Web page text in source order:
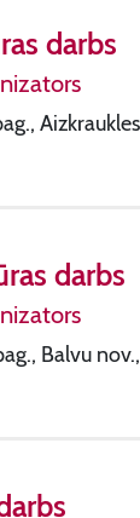
darbs
darbs
Balvu